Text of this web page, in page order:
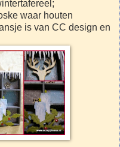
waar houten
is van CC design en